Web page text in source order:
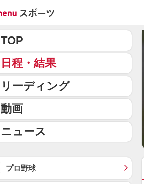
TOP
日程・結果
リーディング
動画
ニュース
プロ野球